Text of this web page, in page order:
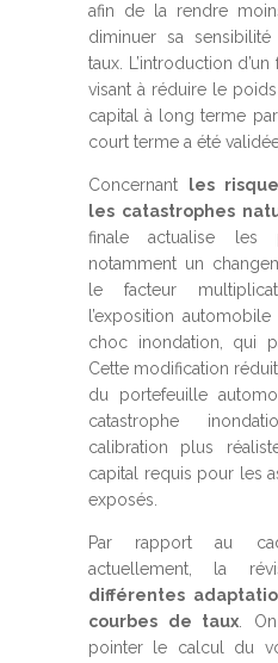
afin de la rendre
diminuer sa
taux. L’introduction
visant à réduire le
capital à long terme
court terme a été
Concernant
les
les catastrophes
finale actualise les
notamment un
le facteur
l’exposition
choc inondation, qui
Cette modification
du portefeuille
catastrophe
calibration plus
capital requis pour les
exposés.
Par rapport au
actuellement, la
différentes
courbes de taux .
pointer le calcul du